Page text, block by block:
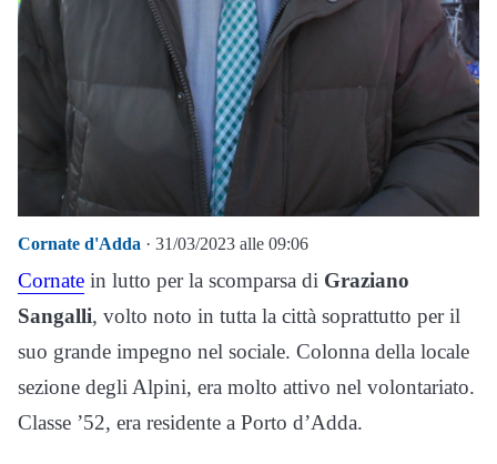
Cornate d'Adda · 31/03/2023 alle 09:06
Cornate in lutto per la scomparsa di Graziano
Sangalli, volto noto in tutta la città soprattutto per il
suo grande impegno nel sociale. Colonna della locale
sezione degli Alpini, era molto attivo nel volontariato.
Classe ’52, era residente a Porto d’Adda.